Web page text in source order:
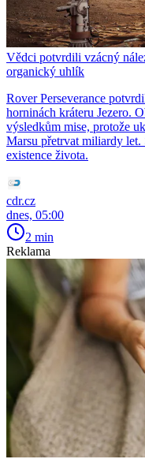
Vědci potvrdili vzácný
organický uhlík
Rover Perseverance
horninách kráteru Jezero.
výsledkům mise, protože
Marsu přetrvat miliardy let.
existence života.
cdr.cz
dnes, 05:00
2 min
Reklama